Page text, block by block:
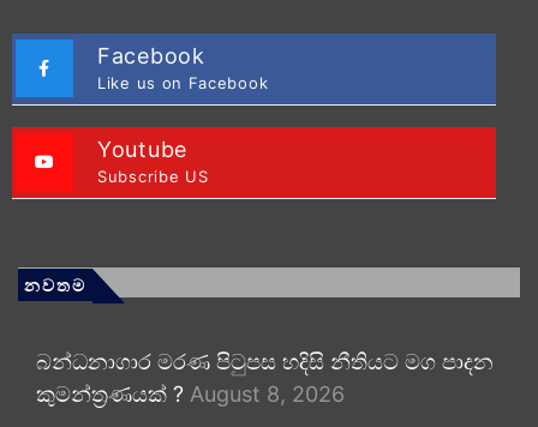
Facebook
Like us on Facebook
Youtube
Subscribe US
නවතම
බන්ධනාගාර මරණ පිටුපස හදිසි නීතියට මග පාදන
කුමන්ත්‍රණයක් ? August 8, 2026